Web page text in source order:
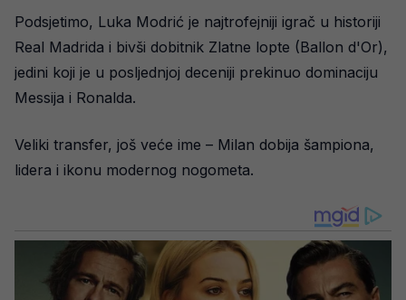
Podsjetimo, Luka Modrić je najtrofejniji igrač u historiji
Real Madrida i bivši dobitnik Zlatne lopte (Ballon d'Or),
jedini koji je u posljednjoj deceniji prekinuo dominaciju
Messija i Ronalda.
Veliki transfer, još veće ime – Milan dobija šampiona,
lidera i ikonu modernog nogometa.